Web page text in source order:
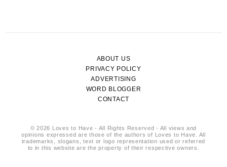
ABOUT US
PRIVACY POLICY
ADVERTISING
WORD BLOGGER
CONTACT
© 2026 Loves to Have - All Rights Reserved - All views and
opinions expressed are those of the authors of Loves to Have. All
trademarks, slogans, text or logo representation used or referred
to in this website are the property of their respective owners.